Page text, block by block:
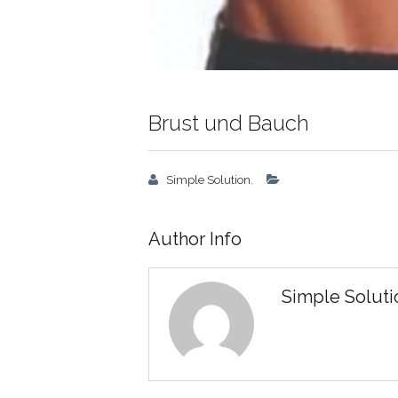
Brust und Bauch
Simple Solution.
Author Info
Simple